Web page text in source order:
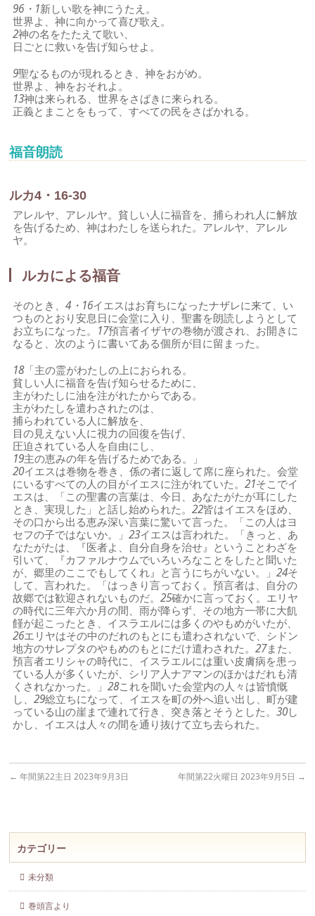
96・1新しい歌を神にうたえ。
世界よ、神に向かって喜び歌え。
2神の名をたたえて歌い、
日ごとに救いを告げ知らせよ。
9聖なるものが現れるとき、神をおがめ。
世界よ、神をおそれよ。
13神は来られる、世界をさばきに来られる。
正義とまことをもって、すべての民をさばかれる。
福音朗読
ルカ4・16-30
アレルヤ、アレルヤ。貧しい人に福音を、捕らわれ人に解放
を告げるため、神はわたしを送られた。アレルヤ、アレル
ヤ。
ルカによる福音
そのとき、4・16イエスはお育ちになったナザレに来て、い
つものとおり安息日に会堂に入り、聖書を朗読しようとして
お立ちになった。 17預言者イザヤの巻物が渡され、お開きに
なると、次のように書いてある個所が目に留まった。
18「主の霊がわたしの上におられる。
貧しい人に福音を告げ知らせるために、
主がわたしに油を注がれたからである。
主がわたしを遣わされたのは、
捕らわれている人に解放を、
目の見えない人に視力の回復を告げ、
圧迫されている人を自由にし、
19主の恵みの年を告げるためである。」
20イエスは巻物を巻き、係の者に返して席に座られた。会堂
にいるすべての人の目がイエスに注がれていた。21そこでイ
エスは、「この聖書の言葉は、今日、あなたがたが耳にした
とき、実現した」と話し始められた。22皆はイエスをほめ、
その口から出る恵み深い言葉に驚いて言った。「この人はヨ
セフの子ではないか。」23イエスは言われた。「きっと、あ
なたがたは、『医者よ、自分自身を治せ』ということわざを
引いて、『カファルナウムでいろいろなことをしたと聞いた
が、郷里のここでもしてくれ』と言うにちがいない。」24そ
して、言われた。「はっきり言っておく。預言者は、自分の
故郷では歓迎されないものだ。25確かに言っておく。エリヤ
の時代に三年六か月の間、雨が降らず、その地方一帯に大飢
饉が起こったとき、イスラエルには多くのやもめがいたが、
26エリヤはその中のだれのもとにも遣わされないで、シドン
地方のサレプタのやもめのもとにだけ遣わされた。27また、
預言者エリシャの時代に、イスラエルには重い皮膚病を患っ
ている人が多くいたが、シリア人ナアマンのほかはだれも清
くされなかった。」28これを聞いた会堂内の人々は皆憤慨
し、29総立ちになって、イエスを町の外へ追い出し、町が建
っている山の崖まで連れて行き、突き落とそうとした。30し
かし、イエスは人々の間を通り抜けて立ち去られた。
← 年間第22主日 2023年9月3日 年間第22火曜日 2023年9月5日 →
カテゴリー
未分類
巻頭言より